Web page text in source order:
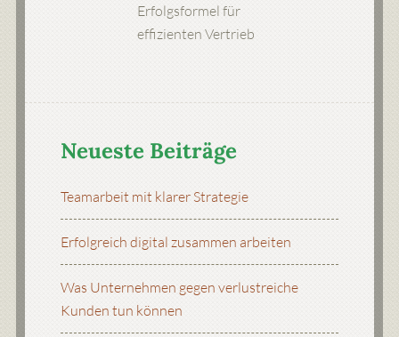
Erfolgsformel für
effizienten Vertrieb
Neueste Beiträge
Teamarbeit mit klarer Strategie
Erfolgreich digital zusammen arbeiten
Was Unternehmen gegen verlustreiche
Kunden tun können